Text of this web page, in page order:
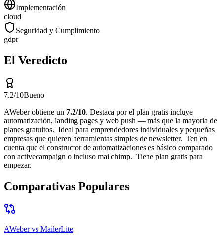
Implementación
cloud
Seguridad y Cumplimiento
gdpr
El Veredicto
7.2/10Bueno
AWeberobtiene un 7.2/10. Destaca porel plan gratis incluye
automatización, landing pages y web push — más que la mayoría de
planes gratuitos. Ideal para emprendedores individuales y pequeñas
empresas que quieren herramientas simples de newsletter. Ten en
cuenta que el constructor de automatizaciones es básico comparado
con activecampaign o incluso mailchimp. Tiene plan gratis para
empezar.
Comparativas Populares
AWebervs MailerLite